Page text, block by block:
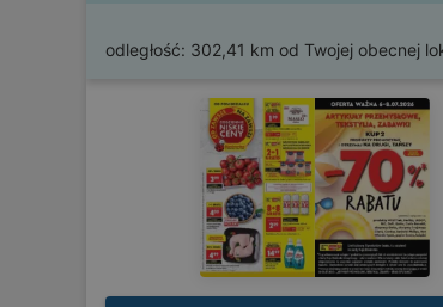
odległość: 302,41 km od Twojej obecnej